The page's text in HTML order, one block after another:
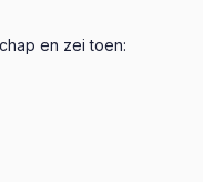
en zei toen: